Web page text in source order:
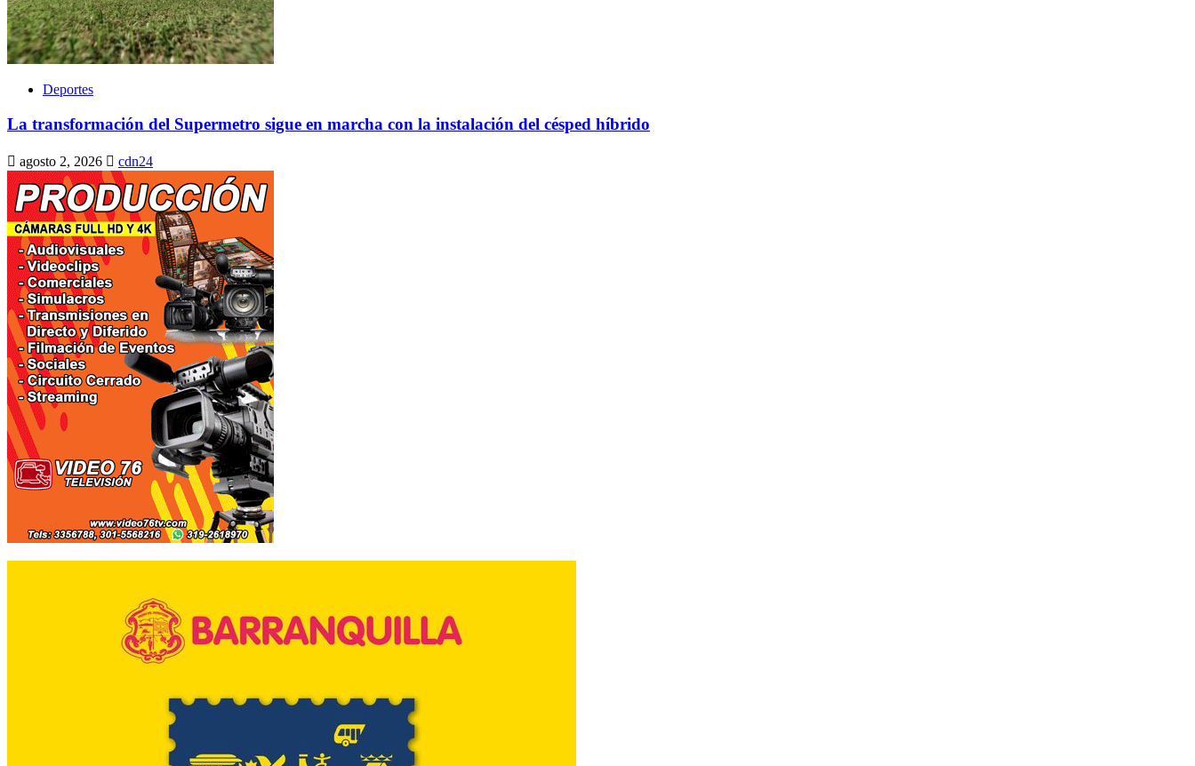
Deportes
La transformación del Supermetro sigue en marcha con la instalación del césped híbrido
agosto 2, 2026 cdn24